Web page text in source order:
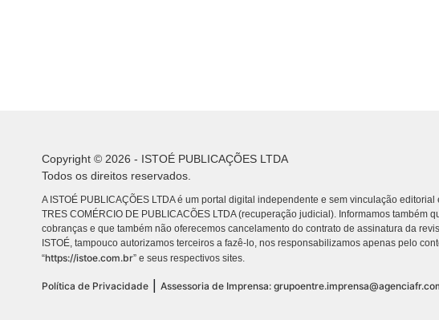
Copyright © 2026 - ISTOÉ PUBLICAÇÕES LTDA
Todos os direitos reservados.
A ISTOÉ PUBLICAÇÕES LTDA é um portal digital independente e sem vinculação editorial
TRES COMÉRCIO DE PUBLICACÕES LTDA (recuperação judicial). Informamos também
cobranças e que também não oferecemos cancelamento do contrato de assinatura da
ISTOÉ, tampouco autorizamos terceiros a fazê-lo, nos responsabilizamos apenas pelo
“https://istoe.com.br” e seus respectivos sites.
Política de Privacidade Assessoria de Imprensa: